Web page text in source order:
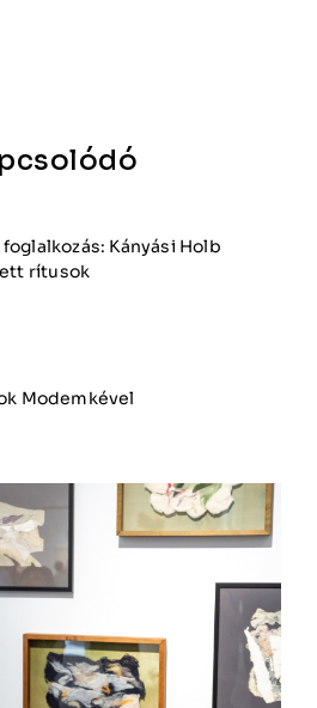
Kányási Holb
rítusok
Modemkével